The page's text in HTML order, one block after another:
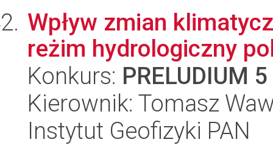
Wpływ zmian
reżim hydrologiczny
Konkurs: PRELUDIUM 5
Kierownik: Tomasz
Instytut Geofizyki PAN